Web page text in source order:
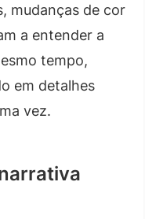
mudanças de cor
a entender a
tempo,
em detalhes
vez.